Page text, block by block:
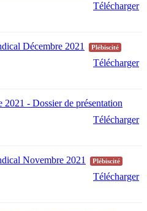
Télécharger
Décembre 2021 Plébiscité
Télécharger
- Dossier de présentation
Télécharger
Novembre 2021 Plébiscité
Télécharger